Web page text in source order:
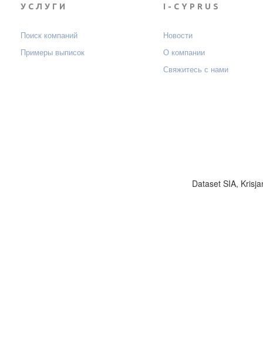
УСЛУГИ
Поиск компаний
Примеры выписок
I-CYPRUS
Новости
О компании
Свяжитесь с нами
Dataset SIA,